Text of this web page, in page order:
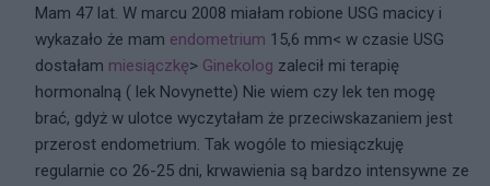
Mam 47 lat. W marcu 2008 miałam robione USG macicy i
wykazało że mam endometrium 15,6 mm< w czasie USG
dostałam miesiączkę> Ginekolog zalecił mi terapię
hormonalną ( lek Novynette) Nie wiem czy lek ten mogę
brać, gdyż w ulotce wyczytałam że przeciwskazaniem jest
przerost endometrium. Tak wogóle to miesiączkuję
regularnie co 26-25 dni, krwawienia są bardzo intensywne ze